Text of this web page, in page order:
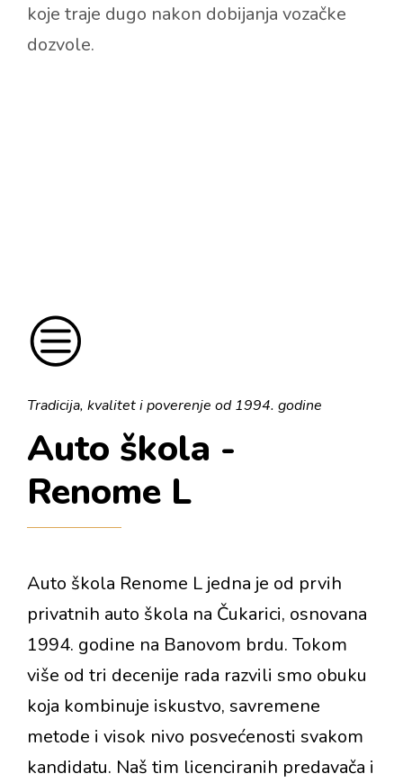
koje traje dugo nakon dobijanja vozačke
dozvole.
Tradicija, kvalitet i poverenje od 1994. godine
Auto škola -
Renome L
Auto škola Renome L jedna je od prvih
privatnih auto škola na Čukarici, osnovana
1994. godine na Banovom brdu. Tokom
više od tri decenije rada razvili smo obuku
koja kombinuje iskustvo, savremene
metode i visok nivo posvećenosti svakom
kandidatu. Naš tim licenciranih predavača i